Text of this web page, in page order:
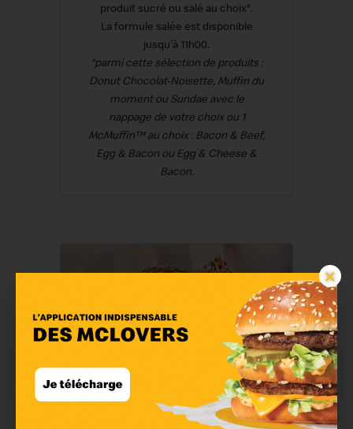
×
produit sucré ou salé au choix*.
La formule salée est disponible
jusqu'à 11h00.
*parmi cette sélection de produits :
Donut Chocolat-Noisette, Muffin du
moment ou Sundae avec le
nappage de votre choix ou 1
McMuffin™ au choix : Bacon & Beef,
Egg & Bacon ou Egg & Cheese &
Bacon.
Menu complet
Avant votre prochaine visite chez